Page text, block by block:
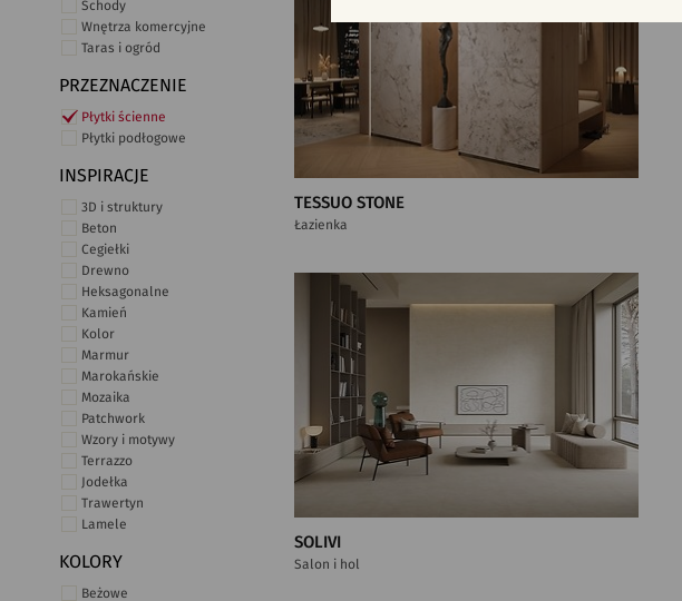
Schody
Wnętrza komercyjne
Taras i ogród
PRZEZNACZENIE
Płytki ścienne
Płytki podłogowe
INSPIRACJE
3D i struktury
Beton
Cegiełki
Drewno
Heksagonalne
Kamień
Kolor
Marmur
Marokańskie
Mozaika
Patchwork
Wzory i motywy
Terrazzo
Jodełka
Trawertyn
Lamele
KOLORY
Beżowe
TESSUO STONE
Łazienka
SOLIVI
Salon i hol